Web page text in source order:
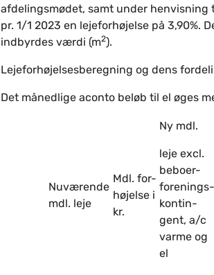
afdelingsmødet, samt under henvisning
pr. 1/1 2023 en lejeforhøjelse på
indbyrdes værdi (m2).
Lejeforhøjelsesberegning og dens
Det månedlige aconto beløb til el øges
Nuværende
mdl. leje
Mdl. for-
højelse i
kr.
Ny mdl.
leje excl.
beboer-
forenings-
kontin-
gent, a/c
varme og
el